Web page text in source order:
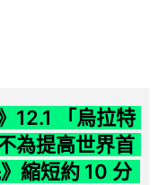
12.1 「烏拉特
為提高世界首
縮短約 10 分